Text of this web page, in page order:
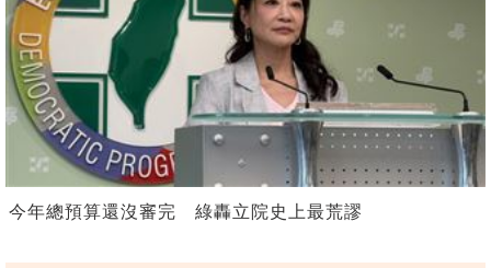
今年總預算還沒審完 綠轟立院史上最荒謬